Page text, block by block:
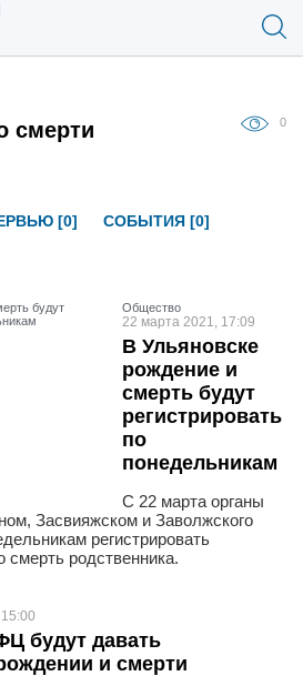
смерти
0
[0]
СОБЫТИЯ [0]
Общество
22 марта 2021, 17:09
В Ульяновске
рождение и
смерть будут
регистрировать
по
понедельникам
С 22 марта органы
Засвияжском и Заволжского
регистрировать
смерть родственника.
будут давать
и смерти